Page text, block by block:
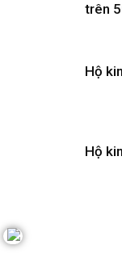
trên
Hộ
Hộ